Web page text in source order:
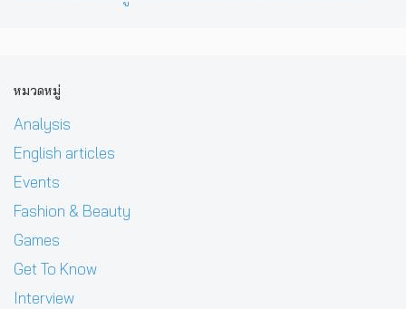
หมวดหมู่
Analysis
English articles
Events
Fashion & Beauty
Games
Get To Know
Interview